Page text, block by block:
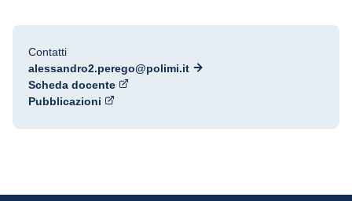
Contatti
alessandro2.perego@polimi.it
Scheda docente
Pubblicazioni